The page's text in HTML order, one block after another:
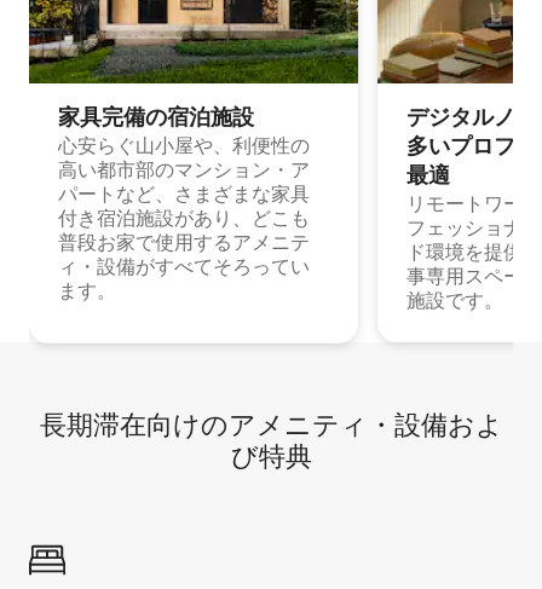
家具完備の宿⁠泊⁠施⁠設
心安らぐ山小屋や、利便性の
高い都市部のマンション・ア
パートなど、さまざまな家具
付き宿泊施設があり、どこも
普段お家で使用するアメニテ
ィ・設備がすべてそろってい
ます。
デジタルノ
多⁠いプ⁠ロ⁠フ⁠
最⁠適
リモートワー
フェッショナ
ド環境を提供
事専用スペー
施設です。
長期滞在向け⁠のア⁠メ⁠ニ⁠テ⁠ィ⁠・設⁠備⁠およ
び特⁠典